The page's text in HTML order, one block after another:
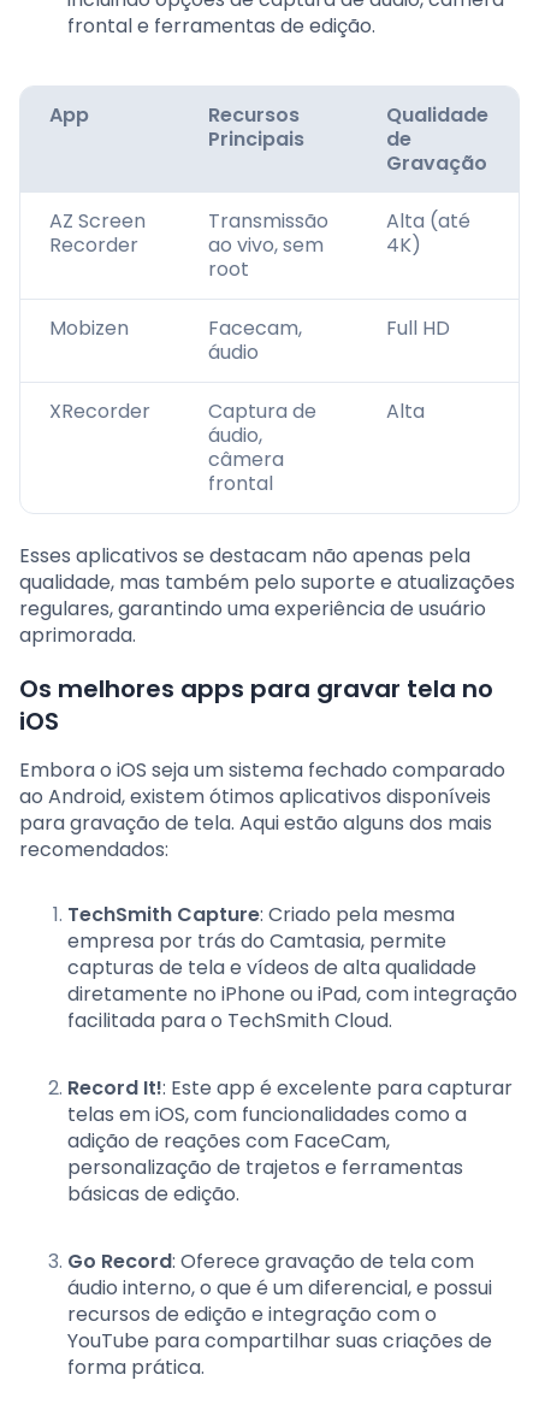
frontal e ferramentas de edição.
App
Recursos
Principais
Qualidade
de
Gravação
AZ Screen
Recorder
Transmissão
ao vivo, sem
root
Alta (até
4K)
Mobizen
Facecam,
áudio
Full HD
XRecorder
Captura de
áudio,
câmera
frontal
Alta
Esses aplicativos se destacam não apenas pela
qualidade, mas também pelo suporte e atualizações
regulares, garantindo uma experiência de usuário
aprimorada.
Os melhores apps para gravar tela no
iOS
Embora o iOS seja um sistema fechado comparado
ao Android, existem ótimos aplicativos disponíveis
para gravação de tela. Aqui estão alguns dos mais
recomendados:
TechSmith Capture: Criado pela mesma
empresa por trás do Camtasia, permite
capturas de tela e vídeos de alta qualidade
diretamente no iPhone ou iPad, com integração
facilitada para o TechSmith Cloud.
Record It!: Este app é excelente para capturar
telas em iOS, com funcionalidades como a
adição de reações com FaceCam,
personalização de trajetos e ferramentas
básicas de edição.
Go Record: Oferece gravação de tela com
áudio interno, o que é um diferencial, e possui
recursos de edição e integração com o
YouTube para compartilhar suas criações de
forma prática.